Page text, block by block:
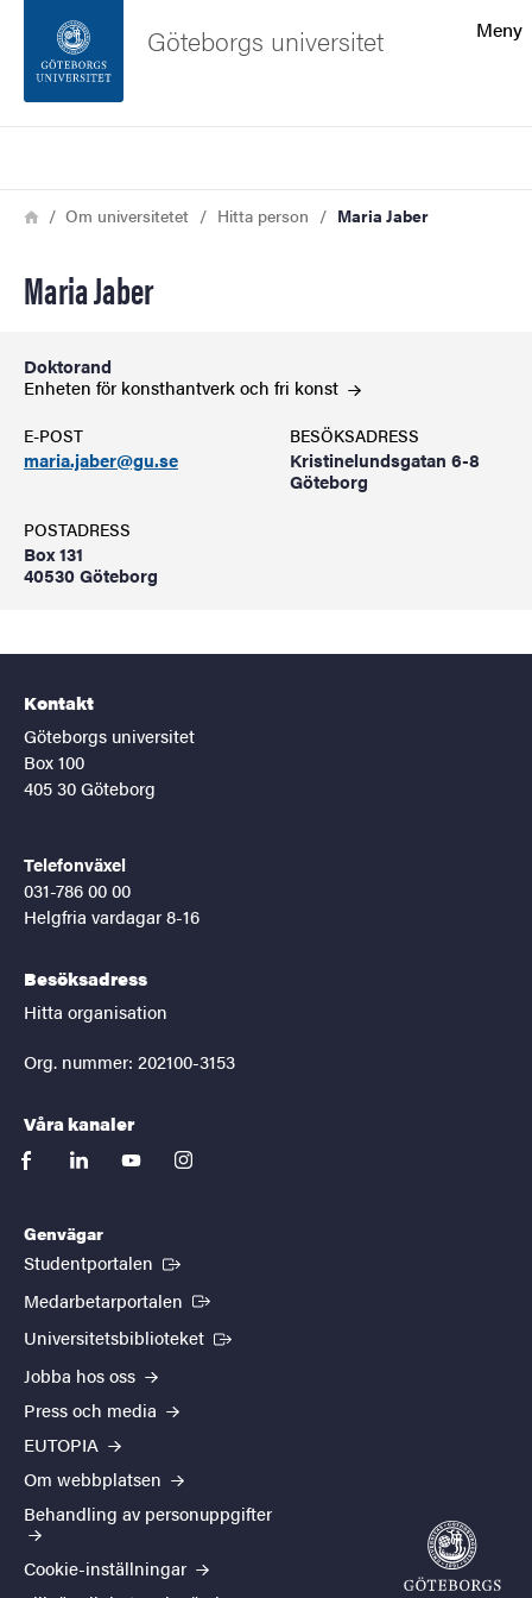
Sidfoten
Meny
Göteborgs universitet
Länkstig
HemOm universitetet Hitta person Maria Jaber
Maria Jaber
Doktorand
Enheten för konsthantverk och fri konst
E-POST
maria.jaber@gu.se
BESÖKSADRESS
Kristinelundsgatan 6-8
Göteborg
POSTADRESS
Box 131
40530 Göteborg
Kontakt
Göteborgs universitet
Box 100
405 30 Göteborg
Telefonväxel
031-786 00 00
Helgfria vardagar 8-16
Besöksadress
Hitta organisation
Org. nummer: 202100-3153
Våra kanaler
facebooklinkedinyoutubeinstagram
Genvägar
Studentportalen (Extern länk)
Medarbetarportalen (Extern länk)
Universitetsbiblioteket (Extern länk)
Jobba hos oss
Press och media
EUTOPIA
Om webbplatsen
Behandling av personuppgifter
Cookie-inställningar